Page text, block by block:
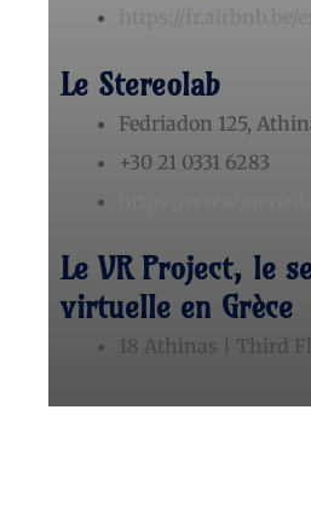
Le Stereolab
Fedriadon 125,
+30 21 0331 6283
Le VR Project, le
virtuelle en Grèce
18 Athinas Third